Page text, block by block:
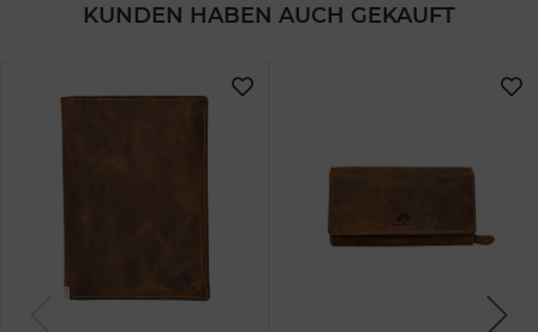
KUNDEN HABEN AUCH GEKAUFT
Next